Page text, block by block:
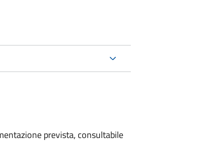
prevista, consultabile